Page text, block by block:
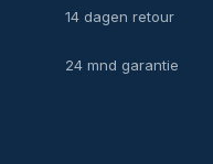
14 dagen retour
24 mnd garantie